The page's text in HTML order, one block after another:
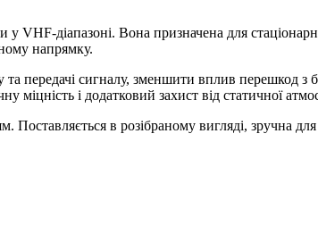
діапазоні. Вона призначена для
напрямку.
передачі сигналу, зменшити вплив перешкод з
міцність і додатковий захист від статичної
в розібраному вигляді, зручна